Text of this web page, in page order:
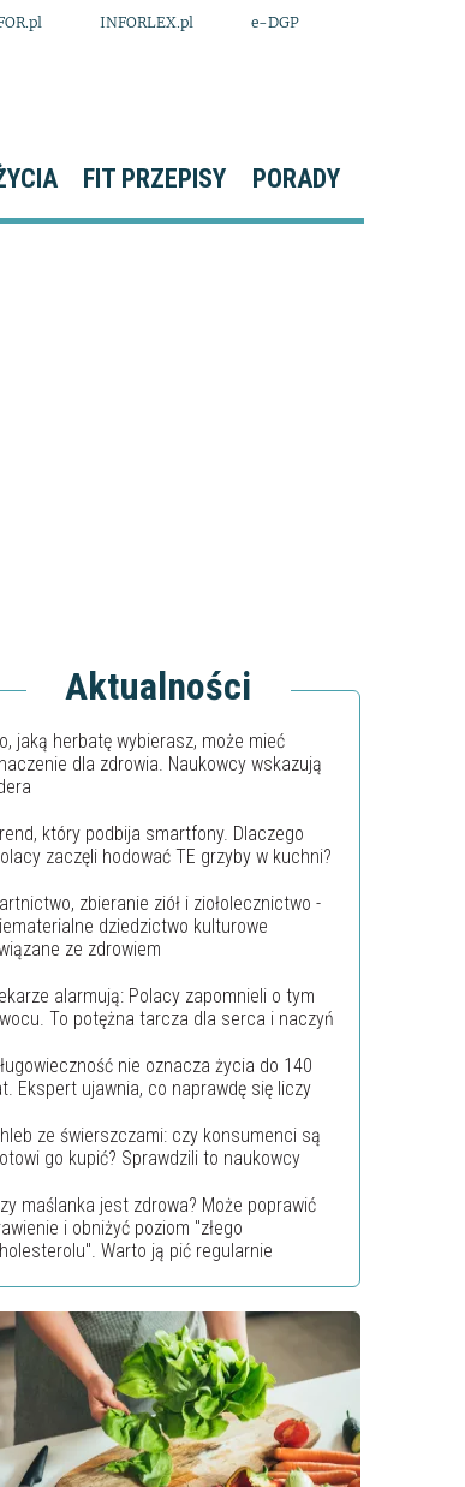
INFORLEX.pl e-DGP
FIT PRZEPISY PORADY
Aktualności
jaką herbatę wybierasz, może mieć
dla zdrowia. Naukowcy wskazują
który podbija smartfony. Dlaczego
zaczęli hodować TE grzyby w kuchni?
zbieranie ziół i ziołolecznictwo -
dziedzictwo kulturowe
ze zdrowiem
alarmują: Polacy zapomnieli o tym
To potężna tarcza dla serca i naczyń
nie oznacza życia do 140
Ekspert ujawnia, co naprawdę się liczy
ze świerszczami: czy konsumenci są
go kupić? Sprawdzili to naukowcy
maślanka jest zdrowa? Może poprawić
i obniżyć poziom "złego
Warto ją pić regularnie